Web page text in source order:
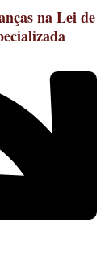
na Lei de